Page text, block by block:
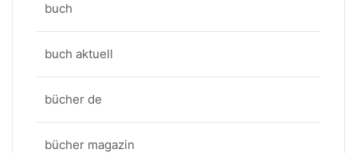
buch
buch aktuell
bücher de
bücher magazin